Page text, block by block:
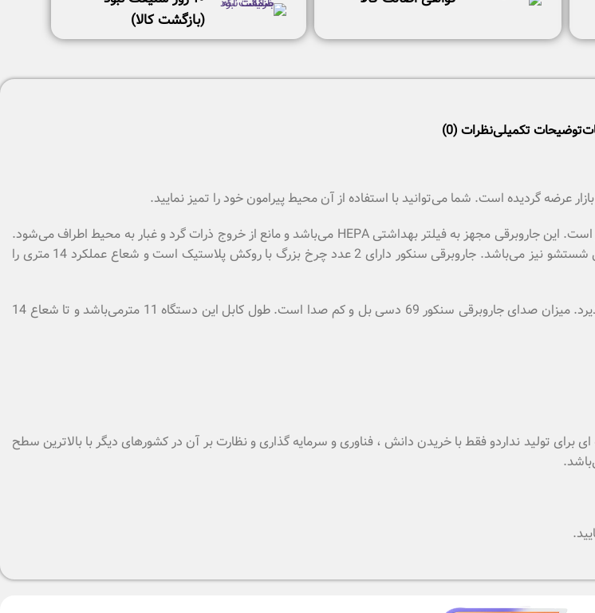
(بازگشت كالا)
توضیحات تکمیلینظرات (0)
عرضه گردیده است. شما می‌توانید با استفاده از آن محیط پیرامون خود را تمیز نمایید.
جاروبرقی سنکور دارای موتور پرقدرت 700 وات و گنجایش 3 لیتر از نوع جاروبرقی‌های کیسه‌دار است. این جاروبرقی مجهز به فیلتر بهداشتی HEPA می‌باشد و مانع از خروج ذرات گرد و غبار به محیط اطراف می‌شود.
بنابراین گزینه‌ای مناسب برای افراد مبتلا به آلرژی و بیماری‌های تنفسی است. این فیلتر قابل شستشو نیز می‌باشد. جاروبرقی سنکور دارای 2 عدد چرخ بزرگ با روکش پلاستیک است و شعاع عملکرد 14 متری را
تمامی تنظیمات و عملکرد جاروبرقی سنکور از طریق کنترل بر روی دسته جاروبرقی انجام می‌پذیرد. میزان صدای جاروبرقی سنکور 69 دسی بل و کم صدا است. طول کابل این دستگاه 11 مترمی‌باشد و تا شعاع 14
تولید نداردو فقط با خریدن دانش ، فناوری و سرمایه گذاری و نظارت بر آن در کشورهای دیگر با بالاترین سطح